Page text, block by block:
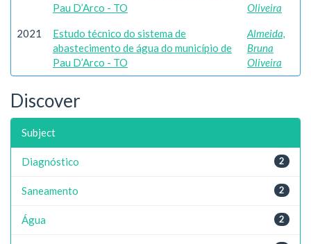
Pau D’Arco - TO
Oliveira
2021
Estudo técnico do sistema de
abastecimento de água do município de
Pau D’Arco - TO
Almeida,
Bruna
Oliveira
Discover
Subject
2
Diagnóstico
2
Saneamento
2
Água